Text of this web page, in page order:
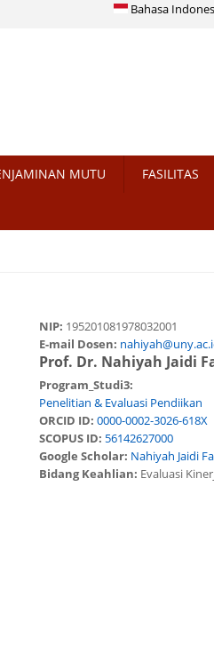
Bahasa
MUTU FASILITAS
NIP: 195201081978032001
E-mail Dosen:
Prof. Dr. Nahiyah Jaidi
Program_Studi3:
Penelitian & Evaluasi Pendiikan
ORCID ID: 0000-0002-3026-618X
SCOPUS ID: 56142627000
Google Scholar: Nahiyah Jaidi
Bidang Keahlian: Evaluasi